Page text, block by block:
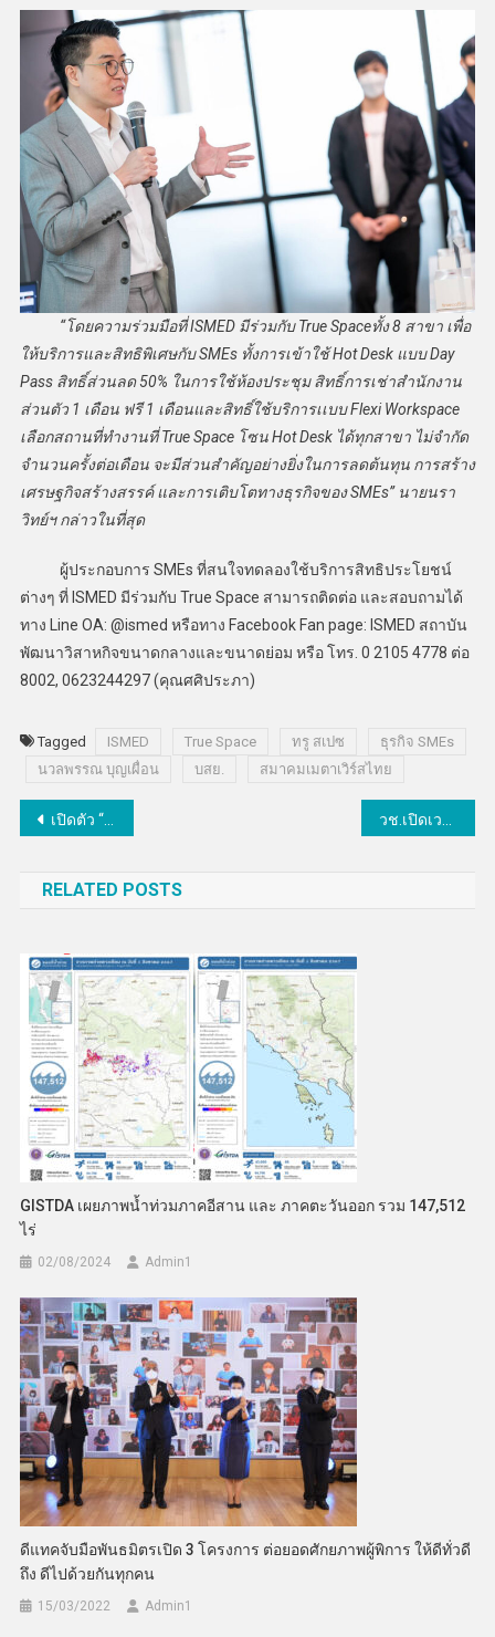
“โดยความร่วมมือที่ ISMED มีร่วมกับ True Spaceทั้ง 8 สาขา เพื่อ
ให้บริการและสิทธิพิเศษกับ SMEs ทั้งการเข้าใช้ Hot Desk แบบ Day
Pass สิทธิ์ส่วนลด 50% ในการใช้ห้องประชุม สิทธิ์การเช่าสำนักงาน
ส่วนตัว 1 เดือน ฟรี 1 เดือนและสิทธิ์ใช้บริการเเบบ Flexi Workspace
เลือกสถานที่ทำงานที่ True Space โซน Hot Desk ได้ทุกสาขา ไม่จำกัด
จำนวนครั้งต่อเดือน จะมีส่วนสำคัญอย่างยิ่งในการลดต้นทุน การสร้าง
เศรษฐกิจสร้างสรรค์ และการเติบโตทางธุรกิจของ SMEs” นายนรา
วิทย์ฯ กล่าวในที่สุด
ผู้ประกอบการ SMEs ที่สนใจทดลองใช้บริการสิทธิประโยชน์
ต่างๆ ที่ ISMED มีร่วมกับ True Space สามารถติดต่อ และสอบถามได้
ทาง Line OA: @ismed หรือทาง Facebook Fan page: ISMED สถาบัน
พัฒนาวิสาหกิจขนาดกลางและขนาดย่อม หรือ โทร. 0 2105 4778 ต่อ
8002, 0623244297 (คุณศศิประภา)
Tagged ISMED True Space ทรู สเปซ
ธุรกิจ SMEs
นวลพรรณ บุญเผื่อน
บสย. สมาคมเมตาเวิร์สไทย
แนะแนว
เปิดตัว “eArena MQDC BOOTCAMP เวิลด์คลาสสแตนดาร์ดอีสปอร์ต วช.เปิดเวทีเสวนา”อัศจรรย์นานาพรรณไม้ดอกไม้ประดับ”
RELATED POSTS
GISTDA เผยภาพน้ำท่วมภาคอีสาน และ ภาคตะวันออก รวม 147,512
ไร่
02/08/2024 Admin​1
ดีแทคจับมือพันธมิตรเปิด 3 โครงการ ต่อยอดศักยภาพผู้พิการ ให้ดีทั่วดี
ถึง ดีไปด้วยกันทุกคน
15/03/2022 Admin​1